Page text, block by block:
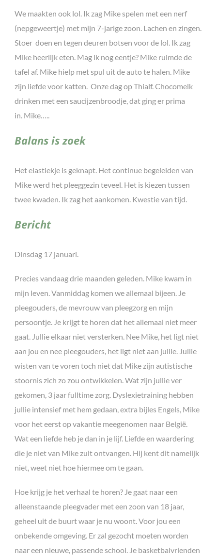
We maakten ook lol. Ik zag Mike spelen met een nerf
(nepgeweertje) met mijn 7-jarige zoon. Lachen en zingen.
Stoer doen en tegen deuren botsen voor de lol. Ik zag
Mike heerlijk eten. Mag ik nog eentje? Mike ruimde de
tafel af. Mike hielp met spul uit de auto te halen. Mike
zijn liefde voor katten. Onze dag op Thialf. Chocomelk
drinken met een saucijzenbroodje, dat ging er prima
in. Mike…..
Balans is zoek
Het elastiekje is geknapt. Het continue begeleiden van
Mike werd het pleeggezin teveel. Het is kiezen tussen
twee kwaden. Ik zag het aankomen. Kwestie van tijd.
Bericht
Dinsdag 17 januari.
Precies vandaag drie maanden geleden. Mike kwam in
mijn leven. Vanmiddag komen we allemaal bijeen. Je
pleegouders, de mevrouw van pleegzorg en mijn
persoontje. Je krijgt te horen dat het allemaal niet meer
gaat. Jullie elkaar niet versterken. Nee Mike, het ligt niet
aan jou en nee pleegouders, het ligt niet aan jullie. Jullie
wisten van te voren toch niet dat Mike zijn autistische
stoornis zich zo zou ontwikkelen. Wat zijn jullie ver
gekomen, 3 jaar fulltime zorg. Dyslexietraining hebben
jullie intensief met hem gedaan, extra bijles Engels, Mike
voor het eerst op vakantie meegenomen naar België.
Wat een liefde heb je dan in je lijf. Liefde en waardering
die je niet van Mike zult ontvangen. Hij kent dit namelijk
niet, weet niet hoe hiermee om te gaan.
Hoe krijg je het verhaal te horen? Je gaat naar een
alleenstaande pleegvader met een zoon van 18 jaar,
geheel uit de buurt waar je nu woont. Voor jou een
onbekende omgeving. Er zal gezocht moeten worden
naar een nieuwe, passende school. Je basketbalvrienden